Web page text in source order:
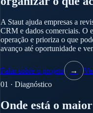
A Staut ajuda empresas a
CRM e dados comerciais. O
operação e prioriza o que
avanço até oportunidade e
Falar sobre o projeto →
01 · Diagnóstico
Onde está o